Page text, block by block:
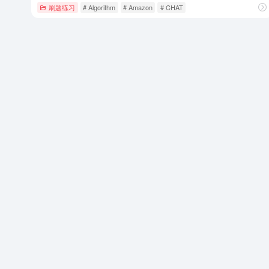
刷题练习 # Algorithm # Amazon # CHAT